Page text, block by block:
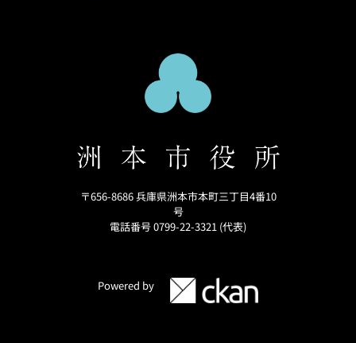
〒656-8686 兵庫県洲本市本町三丁目4番10
号
電話番号 0799-22-3321 (代表)
Powered by